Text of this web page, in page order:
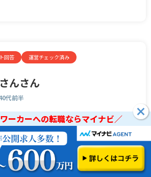
ーカーへの転職ならマイナビ／
ーカーへの転職ならマイナビ／
回答 運営チェック済み
んさん
代前半
満
年収
600万円
会社の規模
100～999人